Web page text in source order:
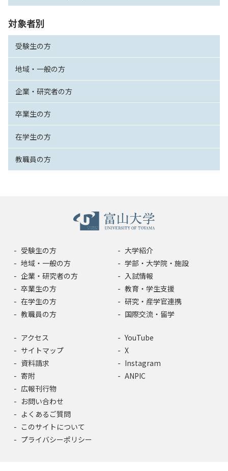
対象者別
受験生の方
地域・一般の方
企業・研究者の方
卒業生の方
在学生の方
教職員の方
受験生の方
地域・一般の方
企業・研究者の方
卒業生の方
在学生の方
教職員の方
大学紹介
学部・大学院・施設
入試情報
教育・学生支援
研究・産学官連携
国際交流・留学
アクセス
サイトマップ
資料請求
寄附
広報刊行物
お問い合わせ
よくあるご質問
このサイトについて
プライバシーポリシー
YouTube
X
Instagram
ANPIC